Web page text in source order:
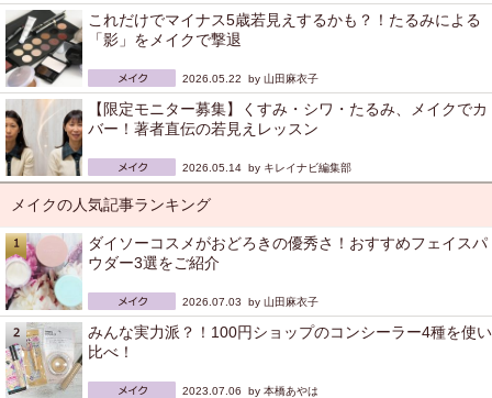
これだけでマイナス5歳若見えするかも？！たるみによる
「影」をメイクで撃退
2026.05.22 by 山田麻衣子
【限定モニター募集】くすみ・シワ・たるみ、メイクでカ
バー！著者直伝の若見えレッスン
2026.05.14 by キレイナビ編集部
メイクの人気記事ランキング
ダイソーコスメがおどろきの優秀さ！おすすめフェイスパ
ウダー3選をご紹介
2026.07.03 by 山田麻衣子
みんな実力派？！100円ショップのコンシーラー4種を使い
比べ！
2023.07.06 by 本橋あやは